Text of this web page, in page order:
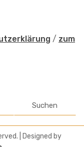
/ zum
Suchen
| Designed by